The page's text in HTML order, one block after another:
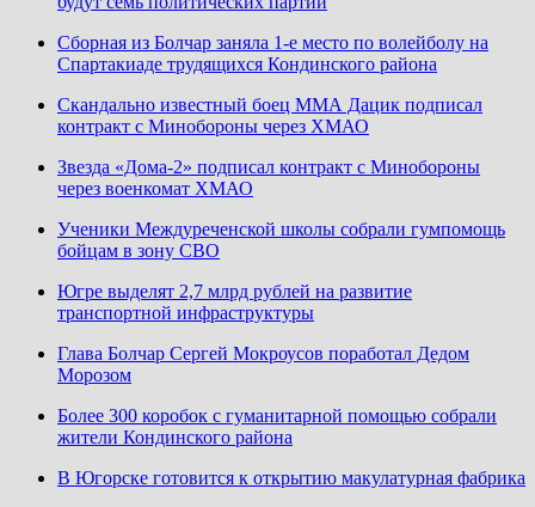
Сборная из Болчар заняла 1-е место по волейболу на
Спартакиаде трудящихся Кондинского района
Скандально известный боец ММА Дацик подписал
контракт с Минобороны через ХМАО
Звезда «Дома-2» подписал контракт с Минобороны
через военкомат ХМАО
Ученики Междуреченской школы собрали гумпомощь
бойцам в зону СВО
Югре выделят 2,7 млрд рублей на развитие
транспортной инфраструктуры
Глава Болчар Сергей Мокроусов поработал Дедом
Морозом
Более 300 коробок с гуманитарной помощью собрали
жители Кондинского района
В Югорске готовится к открытию макулатурная фабрика